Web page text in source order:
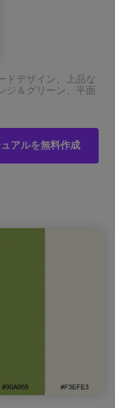
ドデザイン、上品な
ジ＆グリーン、平面
アルを無料作成